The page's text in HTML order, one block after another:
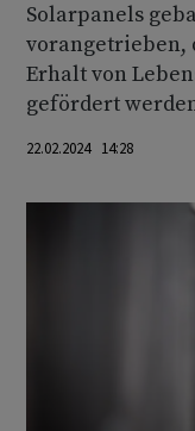
Solarpanels
vorangetrieben,
Erhalt von
gefördert
22.02.2024 14:28